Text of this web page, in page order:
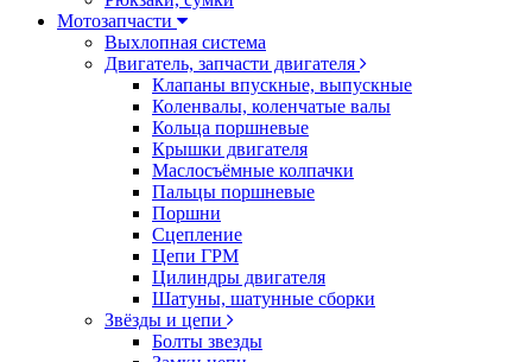
Мотозапчасти
Выхлопная система
Двигатель, запчасти двигателя
Клапаны впускные, выпускные
Коленвалы, коленчатые валы
Кольца поршневые
Крышки двигателя
Маслосъёмные колпачки
Пальцы поршневые
Поршни
Сцепление
Цепи ГРМ
Цилиндры двигателя
Шатуны, шатунные сборки
Звёзды и цепи
Болты звезды